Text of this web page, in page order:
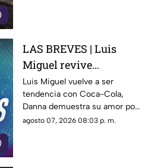
LAS BREVES | Luis
Miguel revive
nostalgia, Danna canta
tema de Belinda y Paul
Alone estrena disco
Luis Miguel vuelve a ser
tendencia con Coca-Cola,
Danna demuestra su amor por
Belinda y Paul Alone revela los
agosto 07, 2026 08:03 p. m.